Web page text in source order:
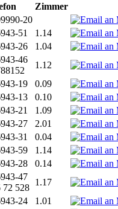
Zimmer
20
51 1.14
26 1.04
46
1.12
19 0.09
13 0.10
21 1.09
27 2.01
31 0.04
59 1.14
28 0.14
47
72 528
1.17
24 1.01